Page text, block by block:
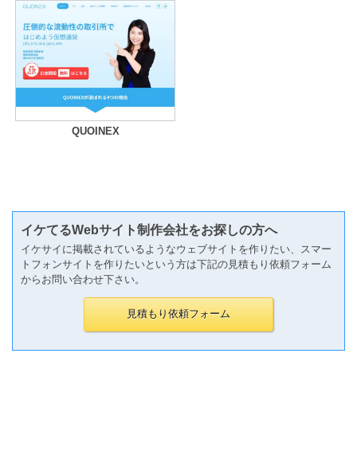
QUOINEX
イケてるWebサイト制作会社をお探しの方へ
イケサイに掲載されているようなウェブサイトを作りたい、スマー
トフォンサイトを作りたいという方は下記の見積もり依頼フォーム
からお問い合わせ下さい。